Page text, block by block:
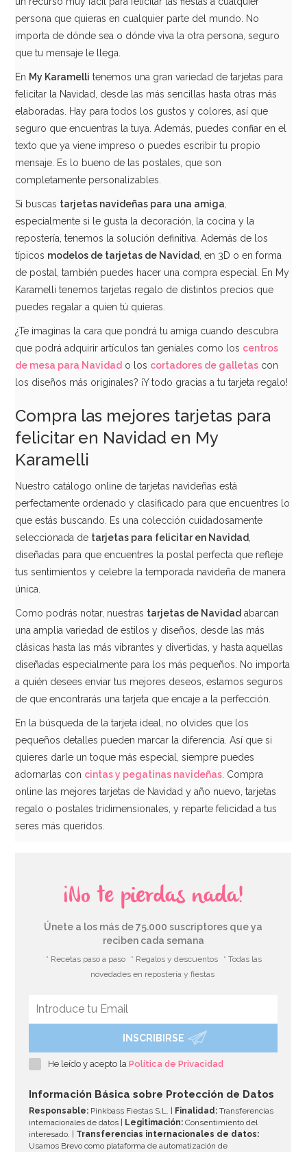
persona que quieras en cualquier parte del mundo. No
importa de dónde sea o dónde viva la otra persona, seguro
que tu mensaje le llega.
En My Karamelli tenemos una gran variedad de tarjetas para
felicitar la Navidad, desde las más sencillas hasta otras más
elaboradas. Hay para todos los gustos y colores, así que
seguro que encuentras la tuya. Además, puedes confiar en el
texto que ya viene impreso o puedes escribir tu propio
mensaje. Es lo bueno de las postales, que son
completamente personalizables.
Si buscas tarjetas navideñas para una amiga,
especialmente si le gusta la decoración, la cocina y la
repostería, tenemos la solución definitiva. Además de los
típicos modelos de tarjetas de Navidad, en 3D o en forma
de postal, también puedes hacer una compra especial. En My
Karamelli tenemos tarjetas regalo de distintos precios que
puedes regalar a quien tú quieras.
¿Te imaginas la cara que pondrá tu amiga cuando descubra
que podrá adquirir artículos tan geniales como los centros
de mesa para Navidad o los cortadores de galletas con
los diseños más originales? ¡Y todo gracias a tu tarjeta regalo!
Compra las mejores tarjetas para
felicitar en Navidad en My
Karamelli
Nuestro catálogo online de tarjetas navideñas está
perfectamente ordenado y clasificado para que encuentres lo
que estás buscando. Es una colección cuidadosamente
seleccionada de tarjetas para felicitar en Navidad,
diseñadas para que encuentres la postal perfecta que refleje
tus sentimientos y celebre la temporada navideña de manera
única.
Como podrás notar, nuestras tarjetas de Navidad abarcan
una amplia variedad de estilos y diseños, desde las más
clásicas hasta las más vibrantes y divertidas, y hasta aquellas
diseñadas especialmente para los más pequeños. No importa
a quién desees enviar tus mejores deseos, estamos seguros
de que encontrarás una tarjeta que encaje a la perfección.
En la búsqueda de la tarjeta ideal, no olvides que los
pequeños detalles pueden marcar la diferencia. Así que si
quieres darle un toque más especial, siempre puedes
adornarlas con cintas y pegatinas navideñas. Compra
online las mejores tarjetas de Navidad y año nuevo, tarjetas
regalo o postales tridimensionales, y reparte felicidad a tus
seres más queridos.
¡No te pierdas nada!
Únete a los más de 75.000 suscriptores que ya
reciben cada semana
* Recetas paso a paso * Regalos y descuentos
* Todas las
novedades en repostería y fiestas
INSCRIBIRSE
He leído y acepto laPolítica de Privacidad
Información Básica sobre Protección de Datos
Responsable: Pinkbass Fiestas S.L. | Finalidad: Transferencias
internacionales de datos |
Legitimación: Consentimiento del
interesado. | Transferencias internacionales de datos:
Usamos Brevo como plataforma de automatización de